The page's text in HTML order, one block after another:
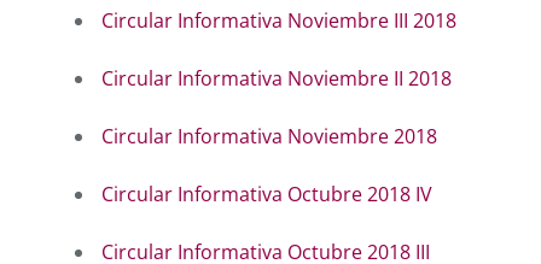
Circular Informativa Noviembre III 2018
Circular Informativa Noviembre II 2018
Circular Informativa Noviembre 2018
Circular Informativa Octubre 2018 IV
Circular Informativa Octubre 2018 III